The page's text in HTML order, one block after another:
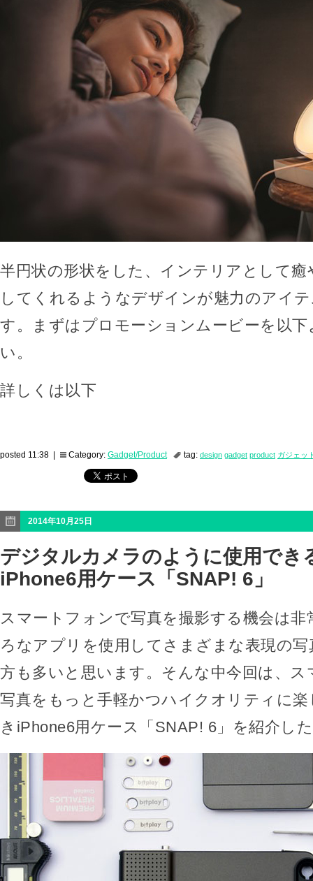
半円状の形状をした、インテリアとして癒
してくれるようなデザインが魅力のアイ
す。まずはプロモーションムービーを以
い。
詳しくは以下
posted 11:38 | Category: Gadget/Product tag: design gadget product ガジェッ
2014年10月25日
デジタルカメラのように使用でき
iPhone6用ケース「SNAP! 6」
スマートフォンで写真を撮影する機会は非
ろなアプリを使用してさまざまな表現の
方も多いと思います。そんな中今回は、
写真をもっと手軽かつハイクオリティに
きiPhone6用ケース「SNAP! 6」を紹介し